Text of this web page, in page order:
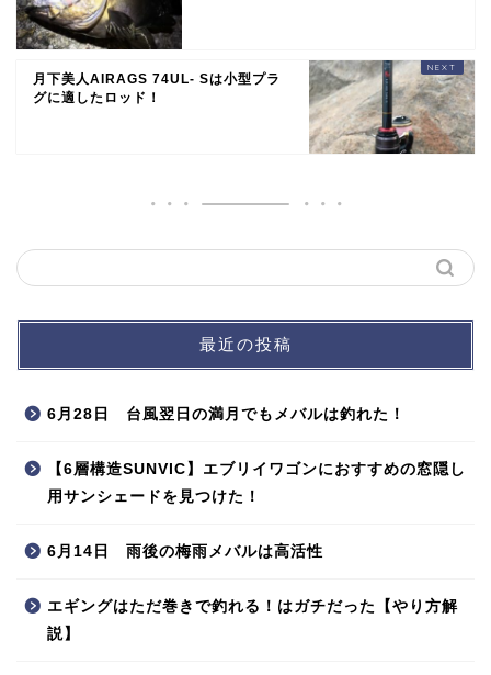
月下美人AIRAGS 74UL- Sは小型プラ
グに適したロッド！
最近の投稿
6月28日 台風翌日の満月でもメバルは釣れた！
【6層構造SUNVIC】エブリイワゴンにおすすめの窓隠し
用サンシェードを見つけた！
6月14日 雨後の梅雨メバルは高活性
エギングはただ巻きで釣れる！はガチだった【やり方解
説】